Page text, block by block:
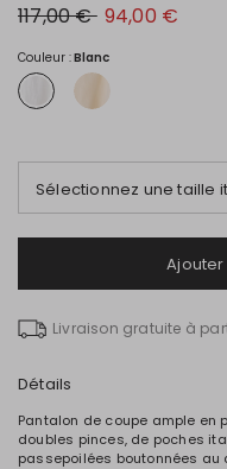
Prix
original
€
117,00 € Nouveau
prix
€
94,00 €
Couleur :Blanc
Sélectionnez une taille
Livraison gratuite à
Détails
Pantalon de coupe ample en
doubles pinces, de poches
passepoilées boutonnées au